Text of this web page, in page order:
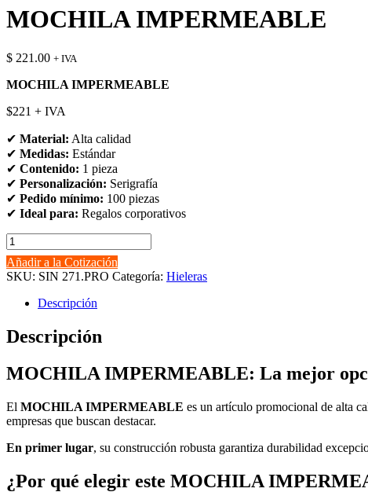
MOCHILA IMPERMEABLE
$ 221.00 + IVA
MOCHILA IMPERMEABLE
$221 + IVA
✔ Material: Alta calidad
✔ Medidas: Estándar
✔ Contenido: 1 pieza
✔ Personalización: Serigrafía
✔ Pedido mínimo: 100 piezas
✔ Ideal para: Regalos corporativos
MOCHILA
IMPERMEABLE
cantidad
Añadir a la Cotización
SKU: SIN 271.PRO Categoría: Hieleras
Descripción
Descripción
MOCHILA IMPERMEABLE: La mejor
El MOCHILA IMPERMEABLE es un artículo promocional de alta
empresas que buscan destacar.
En primer lugar, su construcción robusta garantiza durabilidad
¿Por qué elegir este MOCHILA